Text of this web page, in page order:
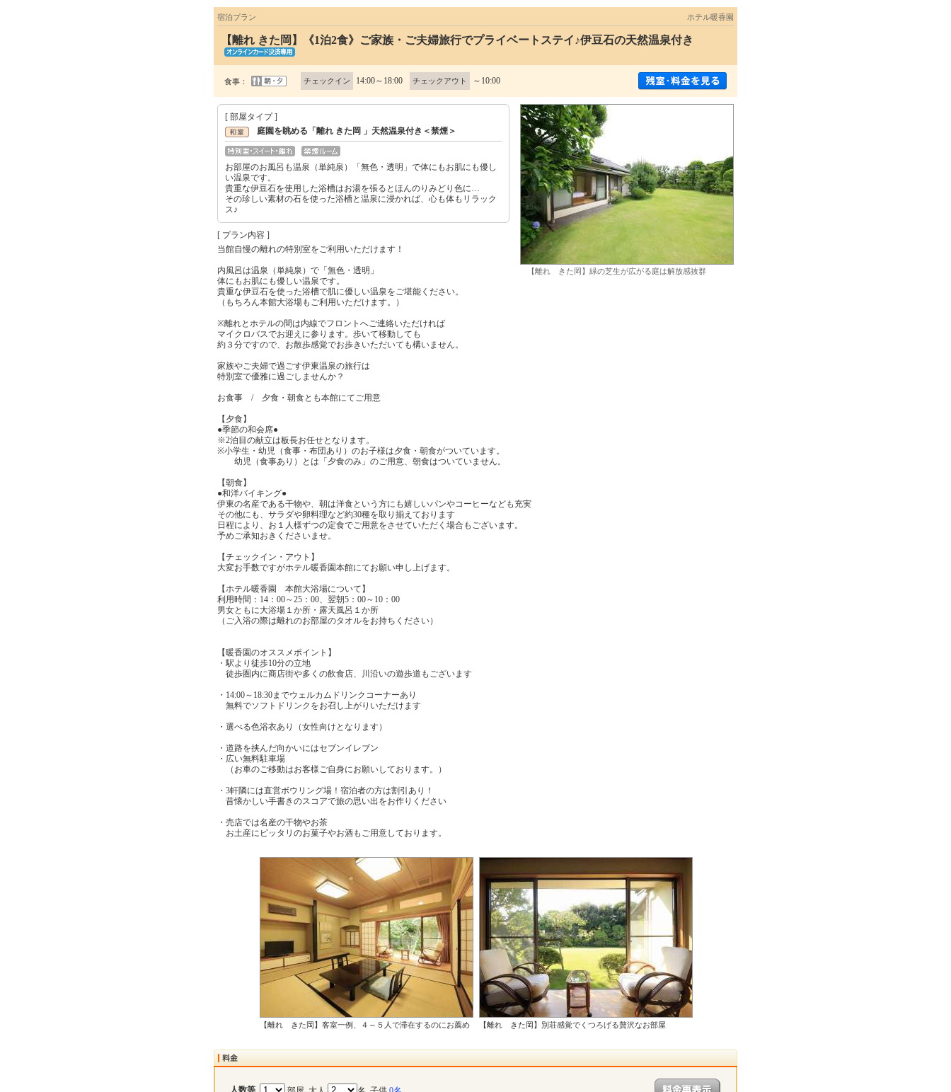
宿泊プラン ホテル暖香園
【離れ きた岡】《1泊2食》ご家族・ご夫婦旅行でプライベートステイ♪伊豆石の天然温泉付き
食事： チェックイン 14:00～18:00 チェックアウト ～10:00
[ 部屋タイプ ]
庭園を眺める「離れ きた岡 」天然温泉付き＜禁煙＞
お部屋のお風呂も温泉（単純泉）「無色・透明」で体にもお肌にも優し
い温泉です。
貴重な伊豆石を使用した浴槽はお湯を張るとほんのりみどり色に…
その珍しい素材の石を使った浴槽と温泉に浸かれば、心も体もリラック
ス♪
【離れ きた岡】緑の芝生が広がる庭は解放感抜群
[ プラン内容 ]
当館自慢の離れの特別室をご利用いただけます！
内風呂は温泉（単純泉）で「無色・透明」
体にもお肌にも優しい温泉です。
貴重な伊豆石を使った浴槽で肌に優しい温泉をご堪能ください。
（もちろん本館大浴場もご利用いただけます。）
※離れとホテルの間は内線でフロントへご連絡いただければ
マイクロバスでお迎えに参ります。歩いて移動しても
約３分ですので、お散歩感覚でお歩きいただいても構いません。
家族やご夫婦で過ごす伊東温泉の旅行は
特別室で優雅に過ごしませんか？
お食事 / 夕食・朝食とも本館にてご用意
【夕食】
●季節の和会席●
※2泊目の献立は板長お任せとなります。
※小学生・幼児（食事・布団あり）のお子様は夕食・朝食がついています。
幼児（食事あり）とは「夕食のみ」のご用意、朝食はついていません。
【朝食】
●和洋バイキング●
伊東の名産である干物や、朝は洋食という方にも嬉しいパンやコーヒーなども充実
その他にも、サラダや卵料理など約30種を取り揃えております
日程により、お１人様ずつの定食でご用意をさせていただく場合もございます。
予めご承知おきくださいませ。
【チェックイン・アウト】
大変お手数ですがホテル暖香園本館にてお願い申し上げます。
【ホテル暖香園 本館大浴場について】
利用時間：14：00～25：00、翌朝5：00～10：00
男女ともに大浴場１か所・露天風呂１か所
（ご入浴の際は離れのお部屋のタオルをお持ちください）
【暖香園のオススメポイント】
・駅より徒歩10分の立地
徒歩圏内に商店街や多くの飲食店、川沿いの遊歩道もございます
・14:00～18:30までウェルカムドリンクコーナーあり
無料でソフトドリンクをお召し上がりいただけます
・選べる色浴衣あり（女性向けとなります）
・道路を挟んだ向かいにはセブンイレブン
・広い無料駐車場
（お車のご移動はお客様ご自身にお願いしております。）
・3軒隣には直営ボウリング場！宿泊者の方は割引あり！
昔懐かしい手書きのスコアで旅の思い出をお作りください
・売店では名産の干物やお茶
お土産にピッタリのお菓子やお酒もご用意しております。
【離れ きた岡】客室一例、４～５人で滞在するのにお薦め 【離れ きた岡】別荘感覚でくつろげる贅沢なお部屋
人数等